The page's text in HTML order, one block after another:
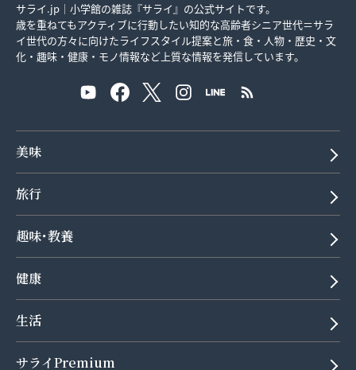
サライ.jp｜小学館の雑誌『サライ』の公式サイトです。
歳を重ねてもアクティブに行動したい知的な高齢者シニア世代＝サラ
イ世代の方々に向けたライフスタイル提案と旅・食・人物・歴史・文
化・趣味・健康・モノ情報など上質な情報を発信しています。
美味
旅行
趣味･教養
健康
生活
サライPremium